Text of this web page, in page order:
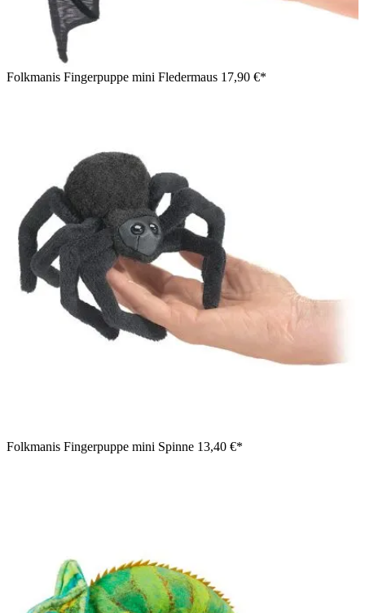
Folkmanis Fingerpuppe mini Fledermaus 17,90 €*
Folkmanis Fingerpuppe mini Spinne 13,40 €*